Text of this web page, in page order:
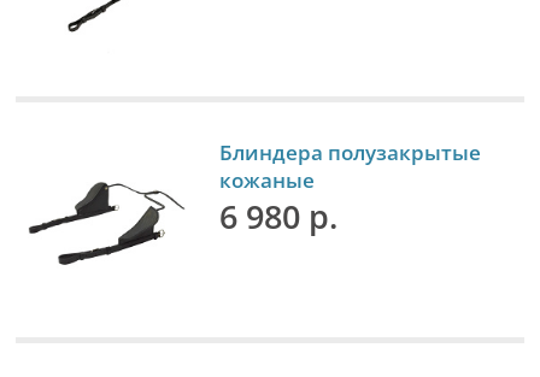
Блиндера полузакрытые
кожаные
6 980 р.